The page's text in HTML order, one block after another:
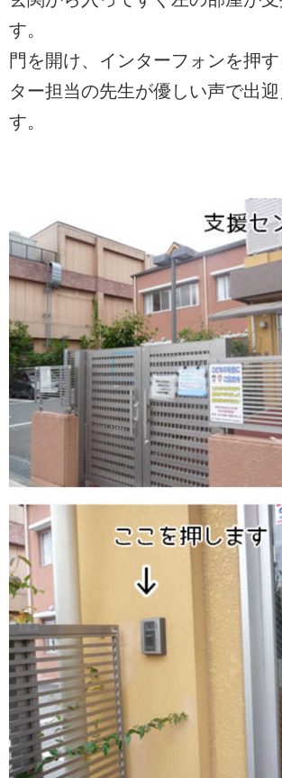
す。
門を開け、インターフォンを押
ター担当の先生が優しい声で出迎
す。